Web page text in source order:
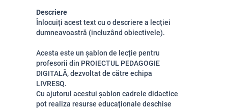
Descriere
Înlocuiți acest text cu o descriere a lecției
dumneavoastră (incluzând obiectivele).
Acesta este un șablon de lecție pentru
profesorii din PROIECTUL PEDAGOGIE
DIGITALĂ, dezvoltat de către echipa
LIVRESQ.
Cu ajutorul acestui șablon cadrele didactice
pot realiza resurse educaționale deschise